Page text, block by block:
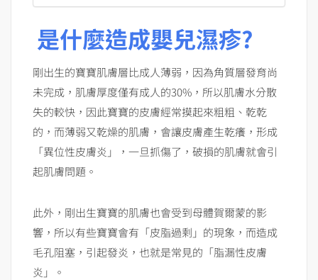
是什麼造成嬰兒濕疹?
剛出生的寶寶肌膚層比成人薄弱，因為角質層發育尚
未完成，肌膚厚度僅有成人的30%，所以肌膚水分散
失的較快，因此寶寶的皮膚經常摸起來粗粗、乾乾
的，而薄弱又乾燥的肌膚，會讓皮膚產生乾癢，形成
「異位性皮膚炎」，一旦抓傷了，破損的肌膚就會引
起肌膚問題。
此外，剛出生寶寶的肌膚也會受到母體賀爾蒙的影
響，所以有些寶寶會有「皮脂過剩」的現象，而造成
毛孔阻塞，引起發炎，也就是常見的「脂漏性皮膚
炎」。